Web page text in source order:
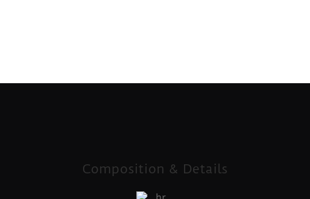
Composition & Details